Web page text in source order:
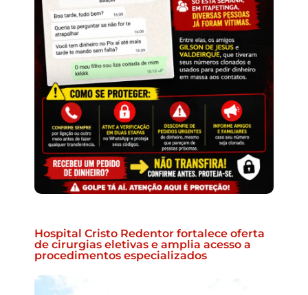
Hospital Cristo Redentor fortalece oferta
de cirurgias eletivas e amplia acesso a
procedimentos especializados